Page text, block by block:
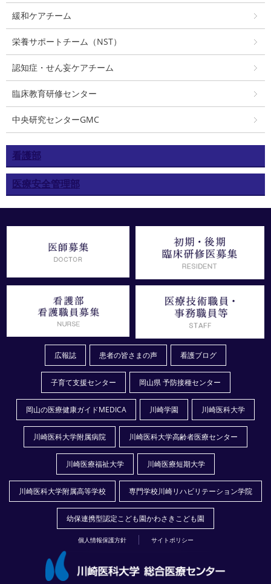
緩和ケアチーム
栄養サポートチーム（NST）
認知症・せん妄ケアチーム
臨床教育研修センター
中央研究センターGMC
看護部
医療安全管理部
広報誌 患者の皆さまの声 看護ブログ
子育て支援センター 岡山県 予防接種センター
岡山の医療健康ガイドMEDICA 川崎学園 川崎医科大学
川崎医科大学附属病院 川崎医科大学高齢者医療センター
川崎医療福祉大学 川崎医療短期大学
川崎医科大学附属高等学校 専門学校川崎リハビリテーション学院
幼保連携型認定こども園かわさきこども園
個人情報保護方針 サイトポリシー